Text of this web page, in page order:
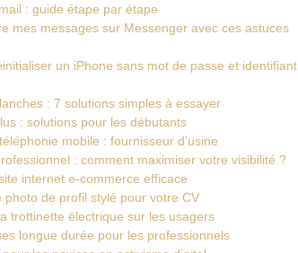
: guide étape par étape
mes messages sur Messenger avec ces astuces
un iPhone sans mot de passe et identifiant
: 7 solutions simples à essayer
: solutions pour les débutants
mobile : fournisseur d’usine
: comment maximiser votre visibilité ?
internet e-commerce efficace
photo de profil stylé pour votre CV
trottinette électrique sur les usagers
longue durée pour les professionnels